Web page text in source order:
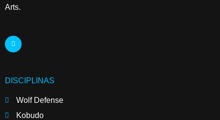
Arts.
DISCIPLINAS
Wolf Defense
Kobudo